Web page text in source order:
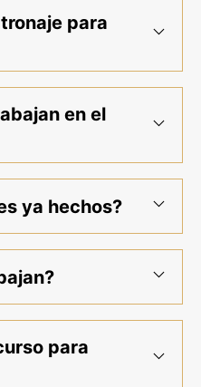
para
en el
ya hechos?
para